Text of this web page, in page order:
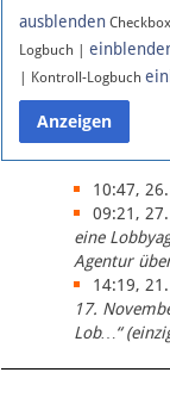
ausblenden
Logbuch |
| Kontroll-Logbuch
10:47,
09:21,
eine
Agentur
14:19,
17.
Lob…“